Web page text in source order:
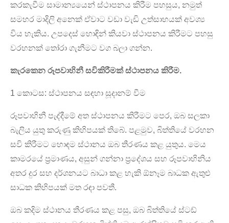
කරකැවීම සාමාන්‍යයෙන් ස්ථාපනය කිරීම පහසුය, නමුත්
සමහර මාදිලි අනෙක් ඒවාට වඩා වැඩි උත්සාහයක් අවශ්‍ය
විය හැකිය. උපදෙස් හොඳින් කියවා ස්ථාපනය කිරීමට පහසු
වරහනක් තෝරා ගැනීමට වග බලා ගන්න.
කැරකෙන රූපවාහිනී සවිකිරීමක් ස්ථාපනය කිරීම.
1 කොටස: ස්ථාපනය සඳහා සූදානම් වීම
රූපවාහිනී පැද්දීමේ අත ස්ථාපනය කිරීමට පෙර, ඔබ සලකා
බැලිය යුතු කරුණු කිහිපයක් තිබේ. පළමුව, බිත්තියේ වරහන
සවි කිරීමට හොඳම ස්ථානය ඔබ තීරණය කළ යුතුය. මෙය
කාමරයේ ප්‍රමාණය, අසුන් ගන්නා ප්‍රදේශය සහ රූපවාහිනිය
අතර දුර සහ දර්ශනයට බාධා කළ හැකි ඕනෑම බාධක ඇතුළු
සාධක කිහිපයක් මත රඳා පවතී.
ඔබ කදිම ස්ථානය තීරණය කළ පසු, ඔබ බිත්තියේ ස්ටඩ්
ඔබේම අනන්‍යතාවය තෝරන්න
CHARM හි
ඔබේ අනන්‍යතාවය තහවුරු කරන්න
ඔබ CHARM හි සැබෑ ගනුදෙනුකරු බව තහවුරු කර ගැනීම සඳහා
×